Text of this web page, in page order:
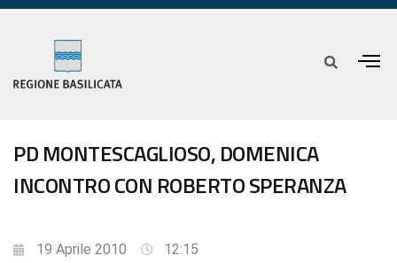
PD MONTESCAGLIOSO, DOMENICA
INCONTRO CON ROBERTO SPERANZA
19 Aprile 2010 12:15